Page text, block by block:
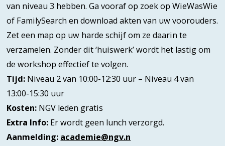
van niveau 3 hebben. Ga vooraf op zoek op WieWasWie
of FamilySearch en download akten van uw voorouders.
Zet een map op uw harde schijf om ze daarin te
verzamelen. Zonder dit ‘huiswerk’ wordt het lastig om
de workshop effectief te volgen.
Tijd: Niveau 2 van 10:00-12:30 uur – Niveau 4 van
13:00-15:30 uur
Kosten: NGV leden gratis
Extra Info: Er wordt geen lunch verzorgd.
Aanmelding: academie@ngv.n